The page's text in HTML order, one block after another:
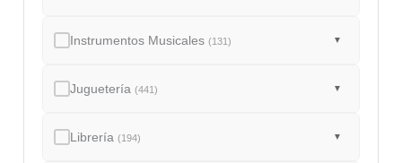
Instrumentos Musicales(131) ▼
Juguetería(441) ▼
Librería(194) ▼